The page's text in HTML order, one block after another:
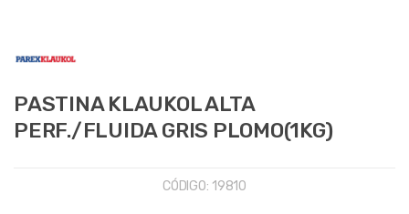
PASTINA KLAUKOL ALTA
PERF./FLUIDA GRIS PLOMO(1KG)
CÓDIGO: 19810